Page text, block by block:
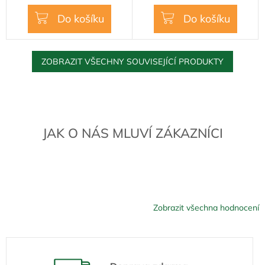
JAK O NÁS MLUVÍ ZÁKAZNÍCI
Zobrazit všechna hodnocení
cena:
Do košíku
hvězdiček.
cena:
Do košíku
ZOBRAZIT VŠECHNY SOUVISEJÍCÍ PRODUKTY